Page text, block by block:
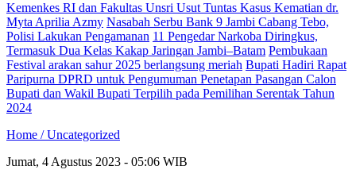
Kemenkes RI dan Fakultas Unsri Usut Tuntas Kasus Kematian dr.
Myta Aprilia Azmy Nasabah Serbu Bank 9 Jambi Cabang Tebo,
Polisi Lakukan Pengamanan 11 Pengedar Narkoba Diringkus,
Termasuk Dua Kelas Kakap Jaringan Jambi–Batam Pembukaan
Festival arakan sahur 2025 berlangsung meriah Bupati Hadiri Rapat
Paripurna DPRD untuk Pengumuman Penetapan Pasangan Calon
Bupati dan Wakil Bupati Terpilih pada Pemilihan Serentak Tahun
2024
Home /Uncategorized
Jumat, 4 Agustus 2023 - 05:06 WIB